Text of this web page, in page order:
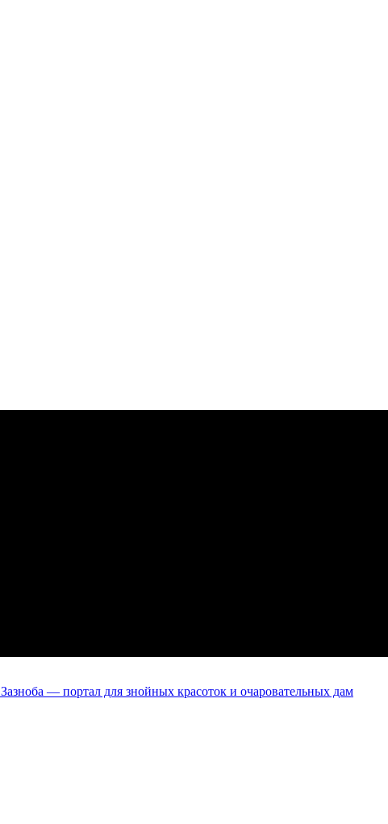
Зазноба — портал для знойных красоток и очаровательных дам